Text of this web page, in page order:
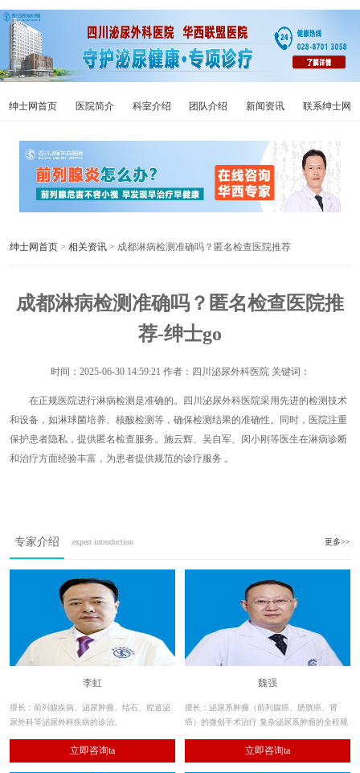
绅士网首页 医院简介 科室介绍 团队介绍 新闻资讯 联系绅士网
绅士网首页 > 相关资讯 > 成都淋病检测准确吗？匿名检查医院推荐
成都淋病检测准确吗？匿名检查医院推
荐-绅士go
时间： 2025-06-30 14:59:21 作者：四川泌尿外科医院 关键词：
在正规医院进行淋病检测是准确的。四川泌尿外科医院采用先进的检测技术
和设备，如淋球菌培养、核酸检测等，确保检测结果的准确性。同时，医院注重
保护患者隐私，提供匿名检查服务。施云辉、吴自军、闵小刚等医生在淋病诊断
和治疗方面经验丰富，为患者提供规范的诊疗服务 。
专家介绍 expert introduction 更多>>
李虹
擅长：前列腺疾病、泌尿肿瘤、结石、腔道泌
尿外科等泌尿外科疾病的诊治。
立即咨询ta
魏强
擅长：泌尿系肿瘤（前列腺癌、膀胱癌、肾
癌）的微创手术治疗 复杂泌尿系肿瘤的全程规
等的激光及经尿道微创手术治疗）
立即咨询ta